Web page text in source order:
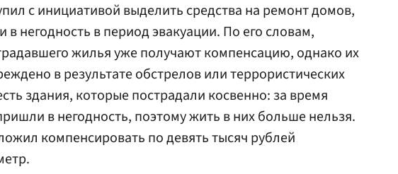
с инициативой выделить средства на ремонт домов,
негодность в период эвакуации. По его словам,
жилья уже получают компенсацию, однако их
в результате обстрелов или террористических
здания, которые пострадали косвенно: за время
в негодность, поэтому жить в них больше нельзя.
компенсировать по девять тысяч рублей